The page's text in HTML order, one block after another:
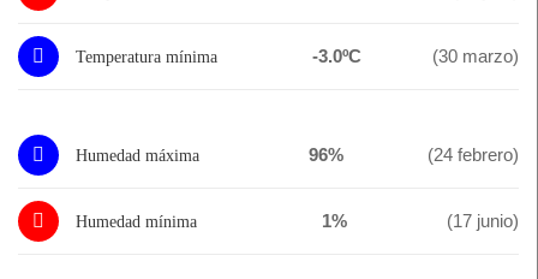
Temperatura mínima -3.0ºC (30 marzo)
Humedad máxima 96% (24 febrero)
Humedad mínima 1% (17 junio)